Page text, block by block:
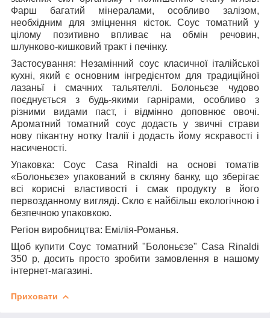
Фарш багатий мінералами, особливо залізом,
необхідним для зміцнення кісток. Соус томатний у
цілому позитивно впливає на обмін речовин,
шлунково-кишковий тракт і печінку.
Застосування: Незамінний соус класичної італійської
кухні, який є основним інгредієнтом для традиційної
лазаньї і смачних тальятеллі. Болоньєзе чудово
поєднується з будь-якими гарнірами, особливо з
різними видами паст, і відмінно доповнює овочі.
Ароматний томатний соус додасть у звичні страви
нову пікантну нотку Італії і додасть йому яскравості і
насиченості.
Упаковка: Соус Casa Rinaldi на основі томатів
«Болоньєзе» упакований в скляну банку, що зберігає
всі корисні властивості і смак продукту в його
первозданному вигляді. Скло є найбільш екологічною і
безпечною упаковкою.
Регіон виробництва: Емілія-Романья.
Щоб купити Соус томатний "Болоньєзе" Casa Rinaldi
350 р, досить просто зробити замовлення в нашому
інтернет-магазині.
Приховати